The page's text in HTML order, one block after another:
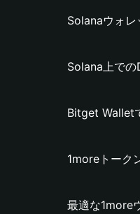
Solanaウォ
Solana上で
Bitget Wallet
1moreトーク
最適な1more